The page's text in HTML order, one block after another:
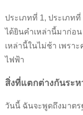
ประเภทที่ 1, ประเภท
ได้ยินคำเหล่านี้มาก่อ
เหล่านี้ในไม่ช้า เพรา
ไฟฟ้า
สิ่งที่แตกต่างกันระห
วันนี้ ฉันจะพูดถึงมาตร